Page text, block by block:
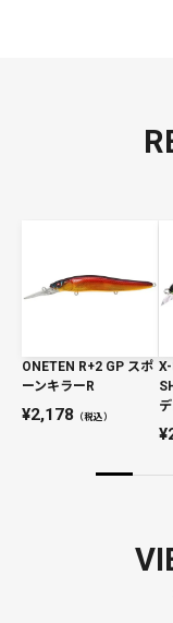
ONETEN R+2 GP スポ
ーンキラーR
2,178 （税込）